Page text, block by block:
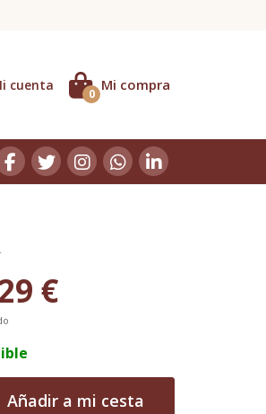
cuenta Mi compra
0
€
Añadir a mi cesta